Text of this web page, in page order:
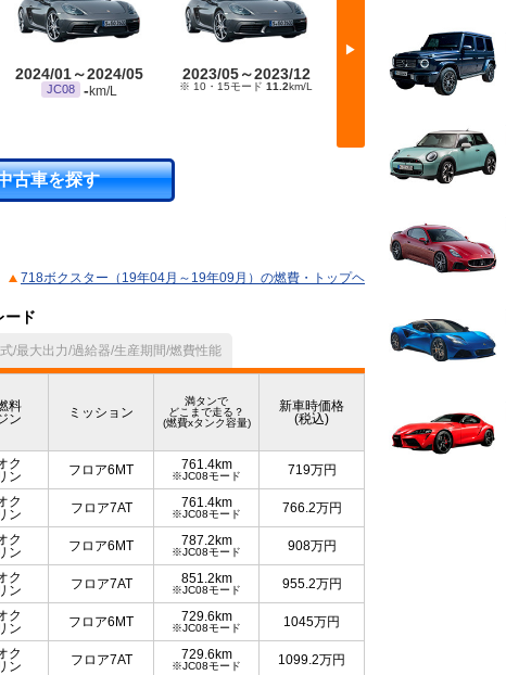
▶
2024/01～2024/05
JC08 - km/L
2023/05～2023/12
※ 10・15モード 11.2km/L
2022/12～2023/04
※ 10・15モード 11.2
古車を探す
718ボクスター（19年04月～19年09月）の燃費・トップヘ
ード
/最大出力/過給器/生産期間/燃費性能
料
ン
ミッション
満タンで
どこまで走る？
(燃費xタンク容量)
新車時価格
(税込)
ク
ン
フロア6MT 761.4km
※JC08モード 719万円
ク
ン
フロア7AT 761.4km
※JC08モード 766.2万円
ク
ン
フロア6MT 787.2km
※JC08モード 908万円
ク
ン
フロア7AT 851.2km
※JC08モード 955.2万円
ク
ン
フロア6MT 729.6km
※JC08モード 1045万円
ク
ン
フロア7AT 729.6km
※JC08モード 1099.2万円